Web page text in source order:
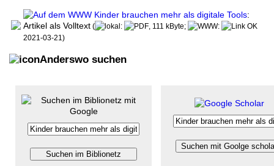
Kinder brauchen mehr als digitale Tools:
Artikel als Volltext ( : , 111 kByte;
:
2021-03-21)
Anderswo suchen